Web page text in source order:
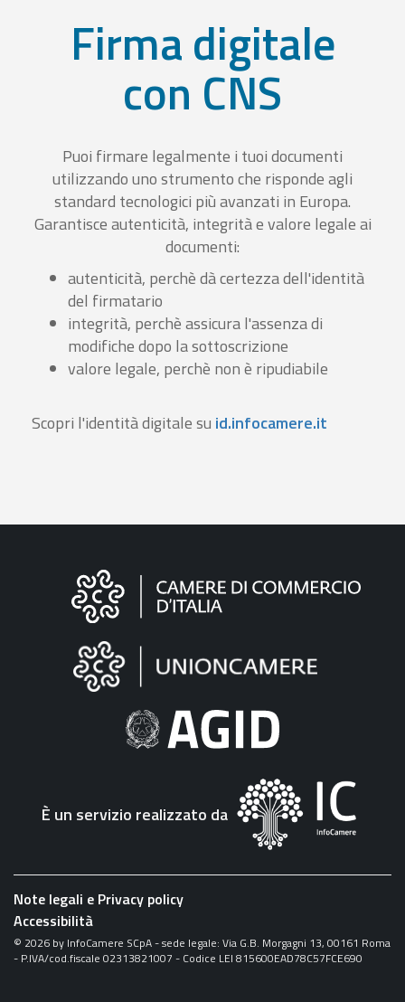
Firma digitale
con CNS
Puoi firmare legalmente i tuoi documenti
utilizzando uno strumento che risponde agli
standard tecnologici più avanzati in Europa.
Garantisce autenticità, integrità e valore legale ai
documenti:
autenticità, perchè dà certezza dell'identità
del firmatario
integrità, perchè assicura l'assenza di
modifiche dopo la sottoscrizione
valore legale, perchè non è ripudiabile
Scopri l'identità digitale su id.infocamere.it
Informazioni
"Fattura
Elettronica"
È un servizio realizzato da
Note legali e Privacy policy
Accessibilità
© 2026 by InfoCamere SCpA - sede legale: Via G.B. Morgagni 13, 00161 Roma
- P.IVA/cod.fiscale 02313821007 - Codice LEI 815600EAD78C57FCE690